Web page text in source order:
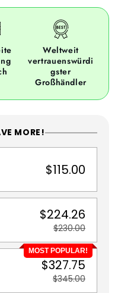
Weltweit
vertrauenswürdi
gster
Großhändler
MORE!
$115.00
$224.26
$230.00
MOST POPULAR!
$327.75
$345.00